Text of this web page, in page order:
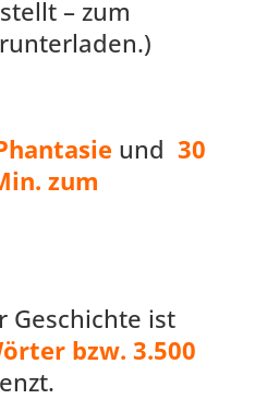
– zum
und 30
zum
Geschichte ist
bzw. 3.500